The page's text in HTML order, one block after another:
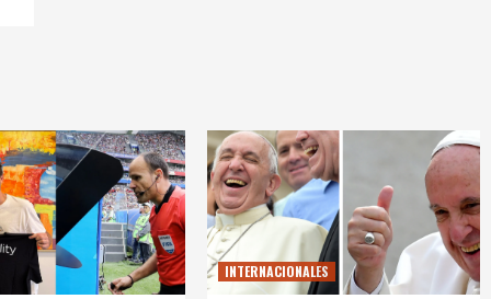
INTERNACIONALES